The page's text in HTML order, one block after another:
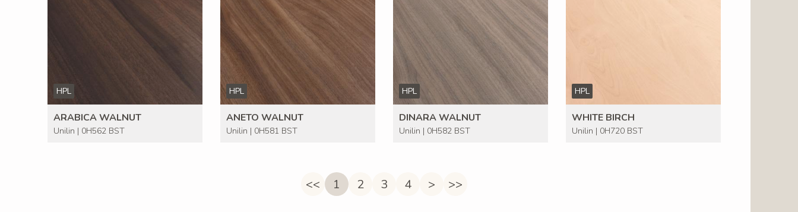
HPL
ARABICA WALNUT
Unilin | 0H562 BST
HPL
ANETO WALNUT
Unilin | 0H581 BST
HPL
DINARA WALNUT
Unilin | 0H582 BST
HPL
WHITE BIRCH
Unilin | 0H720 BST
<< 1 2 3 4 > >>